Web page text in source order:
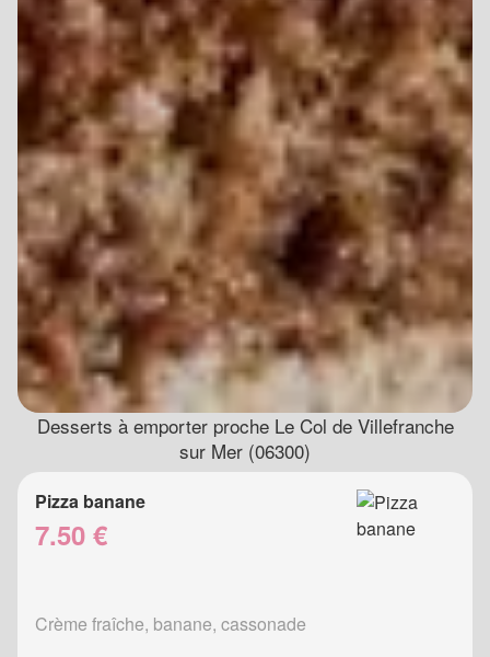
Desserts à emporter proche Le Col de Villefranche
sur Mer (06300)
Pizza banane
7.50 €
Crème fraîche, banane, cassonade